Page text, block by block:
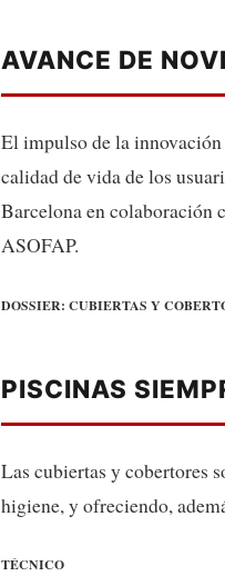
AVANCE DE
El impulso de la innovación
calidad de vida de los
Barcelona en colaboración
ASOFAP.
DOSSIER: CUBIERTAS Y
PISCINAS
Las cubiertas y cobertores
higiene, y ofreciendo,
TÉCNICO